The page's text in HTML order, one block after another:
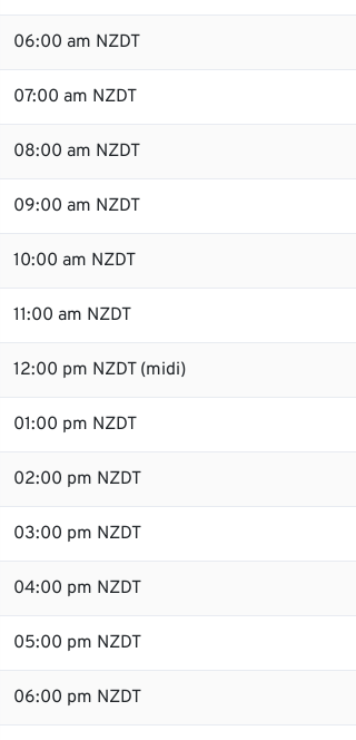
06:00 am NZDT
07:00 am NZDT
08:00 am NZDT
09:00 am NZDT
10:00 am NZDT
11:00 am NZDT
12:00 pm NZDT (midi)
01:00 pm NZDT
02:00 pm NZDT
03:00 pm NZDT
04:00 pm NZDT
05:00 pm NZDT
06:00 pm NZDT